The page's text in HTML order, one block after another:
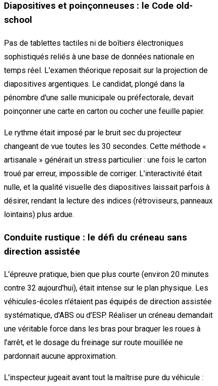
Diapositives et poinçonneuses : le Code old-
school
Pas de tablettes tactiles ni de boîtiers électroniques
sophistiqués reliés à une base de données nationale en
temps réel. L'examen théorique reposait sur la projection de
diapositives argentiques. Le candidat, plongé dans la
pénombre d'une salle municipale ou préfectorale, devait
poinçonner une carte en carton ou cocher une feuille papier.
Le rythme était imposé par le bruit sec du projecteur
changeant de vue toutes les 30 secondes. Cette méthode «
artisanale » générait un stress particulier : une fois le carton
troué par erreur, impossible de corriger. L'interactivité était
nulle, et la qualité visuelle des diapositives laissait parfois à
désirer, rendant la lecture des indices (rétroviseurs, panneaux
lointains) plus ardue.
Conduite rustique : le défi du créneau sans
direction assistée
L'épreuve pratique, bien que plus courte (environ 20 minutes
contre 32 aujourd'hui), était intense sur le plan physique. Les
véhicules-écoles n'étaient pas équipés de direction assistée
systématique, d'ABS ou d'ESP. Réaliser un créneau demandait
une véritable force dans les bras pour braquer les roues à
l'arrêt, et le dosage du freinage sur route mouillée ne
pardonnait aucune approximation.
L'inspecteur jugeait avant tout la maîtrise pure du véhicule :